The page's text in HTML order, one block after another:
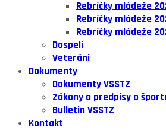
Rebríčky mládeže
Rebríčky mládeže
Rebríčky mládeže
Dospelí
Veteráni
Dokumenty
Dokumenty VSSTZ
Zákony a predpisy o
Bulletin VSSTZ
Kontakt